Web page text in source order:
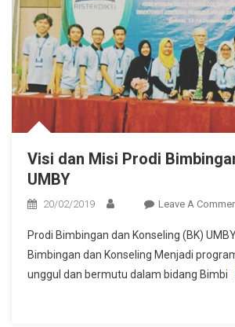
Visi dan Misi Prodi
UMBY
20/02/2019 Leave A
Prodi Bimbingan dan Konseling (BK)
Bimbingan dan Konseling Menjadi
unggul dan bermutu dalam bidang Bimbi